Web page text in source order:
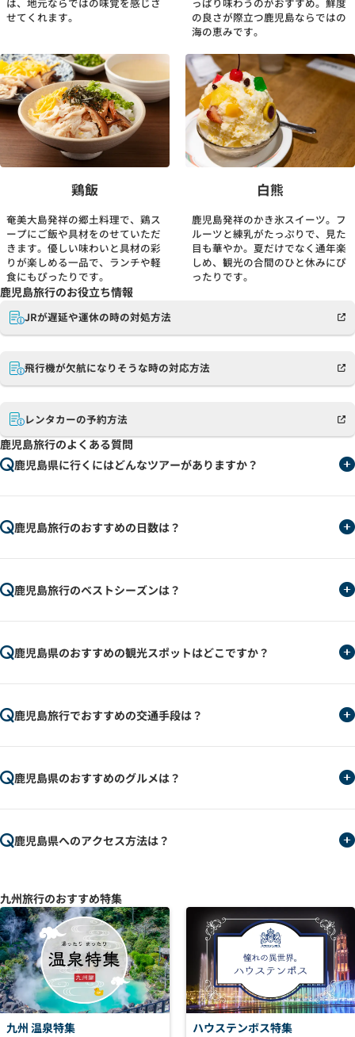
せてくれます。
の良さが際立つ鹿児島ならではの
海の恵みです。
鶏飯
奄美大島発祥の郷土料理で、鶏ス
ープにご飯や具材をのせていただ
きます。優しい味わいと具材の彩
りが楽しめる一品で、ランチや軽
食にもぴったりです。
白熊
鹿児島発祥のかき氷スイーツ。フ
ルーツと練乳がたっぷりで、見た
目も華やか。夏だけでなく通年楽
しめ、観光の合間のひと休みにぴ
ったりです。
鹿児島旅行のお役立ち情報
JRが遅延や運休の時の対処方法
飛行機が欠航になりそうな時の対応方法
レンタカーの予約方法
鹿児島旅行のよくある質問
鹿児島県に行くにはどんなツアーがありますか？
鹿児島旅行のおすすめの日数は？
鹿児島旅行のベストシーズンは？
鹿児島県のおすすめの観光スポットはどこですか？
鹿児島旅行でおすすめの交通手段は？
鹿児島県のおすすめのグルメは？
鹿児島県へのアクセス方法は？
九州旅行のおすすめ特集
九州 温泉特集 ハウステンボス特集